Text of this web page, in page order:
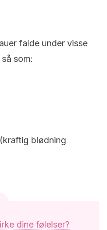
falde under visse
som:
blødning
dine følelser?